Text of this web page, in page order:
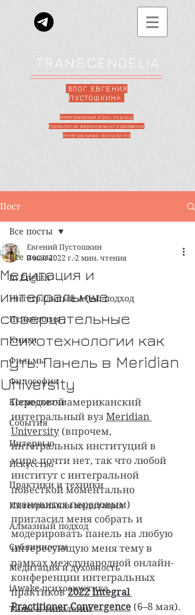
TRANSCENDELIA
БЛОГ ЕВГЕНИЯ
ПУСТОШКИНА
Интегральный AQAL-подход
Психология вертикального развития
Интегральная психология
Пост
Все посты
In English
Интегральный AQAL-подход
Психология
Книги
Фильмы
Философия
Космоскетчи
События
Интервью
Искусство
Практики и техники
Интегральная медитация
Алмазный подход
Субличности
Медитация и духовность
iAwake-психоакустика
Типы и типологии
Все посты
Медитация и
интегральные
созерцательные
психотехнологии как
путь. Панель в Meridian
University
Евгений Пустошкин
9 мая 2022 г. 2 мин. чтения
Передовой американский
интегральный вуз Meridian
University (впрочем,
интегральных институций в
мире почти нет, так что любой
институт с интегральной
повесткой моментально
становится передовым)
пригласил меня собрать и
модерировать панель на любую
интересующую меня тему в
рамках международной онлайн-
конференции интегральных
практиков 2022 Integral
Practitioner Convergence (6–8 мая).